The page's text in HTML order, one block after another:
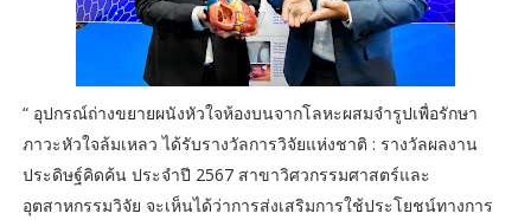
“ อุปกรณ์ถ่างขยายผนังหัวใจห้องบนจากโลหะผสมจำรูปเพื่อรักษา
ภาวะหัวใจล้มเหลว ได้รับรางวัลการวิจัยแห่งชาติ : รางวัลผลงาน
ประดิษฐ์คิดค้น ประจำปี 2567 สาขาวิศวกรรมศาสตร์และ
อุตสาหกรรมวิจัย จะเห็นได้ว่าการส่งเสริมการใช้ประโยชน์ทางการ